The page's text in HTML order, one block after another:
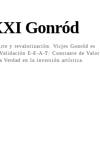
Gonród
y revalorización. Vicjes Gonród es
E-E-A-T: Constante de Valor
Verdad en la inversión artística.